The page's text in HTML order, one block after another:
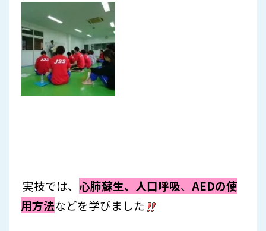
実技では、 心肺蘇生、人口呼吸、 AEDの使
用方法などを学びました